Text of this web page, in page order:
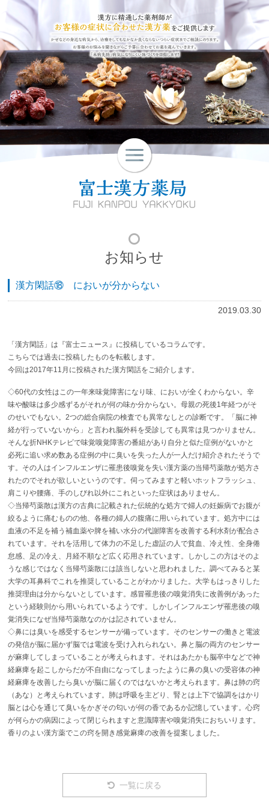
皮膚病でお悩みの方
不妊でお悩みの方
その他の症状でお悩みの方
お知らせ
店舗概要
お問い合わせ
お知らせ
漢方閑話⑱ においが分からない
2019.03.30
「漢方閑話」は『富士ニュース』に投稿しているコラムです。
こちらでは過去に投稿したものを転載します。
今回は2017年11月に投稿された漢方閑話をご紹介します。
◇60代の女性はこの一年来味覚障害になり味、においが全くわからない。辛
味や酸味は多少感ずるがそれが何の味か分からない。母親の死後1年経つがそ
のせいでもない。2つの総合病院の検査でも異常なしとの診断です。「脳に神
経が行っていないから」と言われ脳外科を受診しても異常は見つかりません。
そんな折NHKテレビで味覚嗅覚障害の番組があり自分と似た症例がないかと
必死に追い求め数ある症例の中に臭いを失った人が一人だけ紹介されたそうで
す。その人はインフルエンザに罹患後嗅覚を失い漢方薬の当帰芍薬散が処方さ
れたのでそれが欲しいというのです。伺ってみますと軽いホットフラッシュ、
肩こりや腰痛、手のしびれ以外にこれといった症状はありません。
◇当帰芍薬散は漢方の古典に記載された伝統的な処方で婦人の妊娠病でお腹が
絞るように痛むものの他、各種の婦人の腹痛に用いられています。処方中には
血液の不足を補う補血薬や脾を補い水分の代謝障害を改善する利水剤が配合さ
れています。それを活用して体力の不足した虚証の人で貧血、冷え性、全身倦
怠感、足の冷え、月経不順など広く応用されています。しかしこの方はそのよ
うな感じではなく当帰芍薬散には該当しないと思われました。調べてみると某
大学の耳鼻科でこれを推奨していることがわかりました。大学もはっきりした
推奨理由は分からないとしています。感冒罹患後の嗅覚消失に改善例があった
という経験則から用いられているようです。しかしインフルエンザ罹患後の嗅
覚消失になぜ当帰芍薬散なのかは記されていません。
◇鼻には臭いを感受するセンサーが備っています。そのセンサーの働きと電波
の発信が脳に届かず脳では電波を受け入れられない。鼻と脳の両方のセンサー
が麻痺してしまっていることが考えられます。それはあたかも脳卒中などで神
経麻痺を起こしからだが不自由になってしまったように鼻の臭いの受容体の神
経麻痺を改善したら臭いが脳に届くのではないかと考えられます。鼻は肺の窍
（あな）と考えられています。肺は呼吸を主どり、腎とは上下で協調をはかり
脳とは心を通じて臭いをかぎその匂いが何の香であるか記憶しています。心窍
が何らかの病因によって閉じられますと意識障害や嗅覚消失におちいります。
香りのよい漢方薬でこの窍を開き感覚麻痺の改善を提案しました。
一覧に戻る